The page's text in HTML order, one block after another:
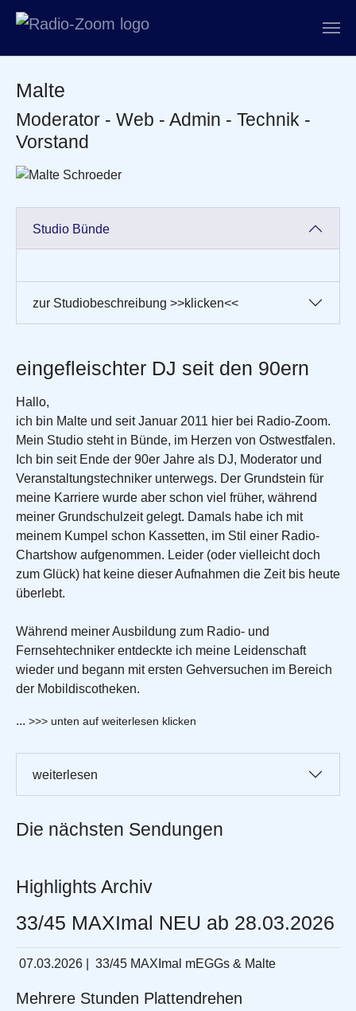
Malte
Moderator - Web - Admin - Technik -
Vorstand
Studio Bünde
zur Studiobeschreibung >>klicken<<
eingefleischter DJ seit den 90ern
Hallo,
ich bin Malte und seit Januar 2011 hier bei Radio-Zoom.
Mein Studio steht in Bünde, im Herzen von Ostwestfalen.
Ich bin seit Ende der 90er Jahre als DJ, Moderator und
Veranstaltungstechniker unterwegs. Der Grundstein für
meine Karriere wurde aber schon viel früher, während
meiner Grundschulzeit gelegt. Damals habe ich mit
meinem Kumpel schon Kassetten, im Stil einer Radio-
Chartshow aufgenommen. Leider (oder vielleicht doch
zum Glück) hat keine dieser Aufnahmen die Zeit bis heute
überlebt.
Während meiner Ausbildung zum Radio- und
Fernsehtechniker entdeckte ich meine Leidenschaft
wieder und begann mit ersten Gehversuchen im Bereich
der Mobildiscotheken.
... >>> unten auf weiterlesen klicken
weiterlesen
Die nächsten Sendungen
Highlights Archiv
33/45 MAXImal NEU ab 28.03.2026
07.03.2026 33/45 MAXImal mEGGs & Malte
Mehrere Stunden Plattendrehen